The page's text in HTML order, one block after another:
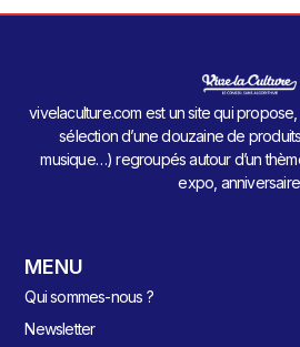
vivelaculture.com est un site qui
sélection d’une douzaine de
musique…) regroupés autour d’un
expo,
MENU
Qui sommes-nous ?
Newsletter